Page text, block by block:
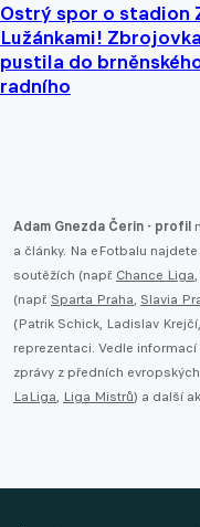
Ostrý spor o stadion
Lužánkami!
pustila do
radního
Adam Gnezda Čerin - profil
a články. Na eFotbalu
soutěžích (např. Chance Liga,
(např. Sparta Praha, Slavia
(Patrik Schick, Ladislav
reprezentaci. Vedle
zprávy z předních
LaLiga, Liga Mistrů) a další